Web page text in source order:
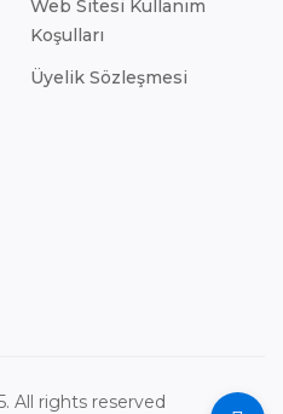
Web Sitesi Kullanım
Koşulları
Üyelik Sözleşmesi
All rights reserved